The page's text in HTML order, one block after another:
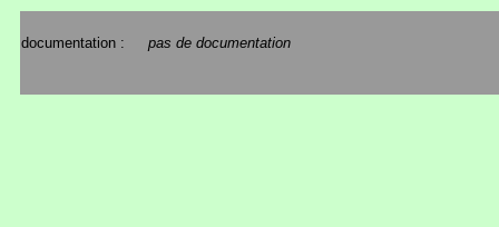
documentation : pas de documentation